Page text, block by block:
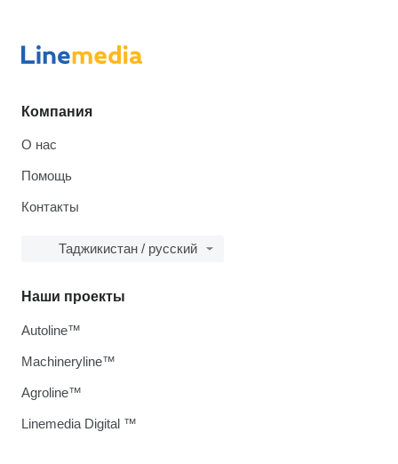
Компания
О нас
Помощь
Контакты
Таджикистан / русский
Наши проекты
Autoline™
Machineryline™
Agroline™
Linemedia Digital ™